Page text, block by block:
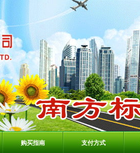
购买指南 支付方式